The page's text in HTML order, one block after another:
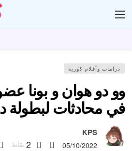
درامات وأفلام كورية
في محادثات لبطولة
KPS
05/10/2022
2 نقاط